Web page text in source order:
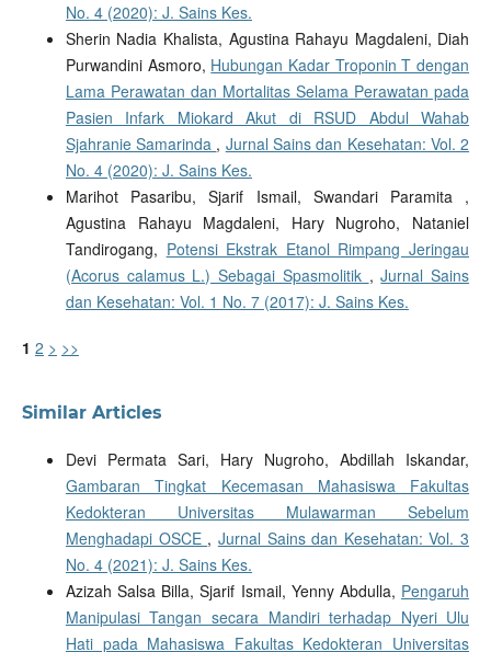
No. 4 (2020): J. Sains Kes.
Sherin Nadia Khalista, Agustina Rahayu Magdaleni, Diah
Purwandini Asmoro, Hubungan Kadar Troponin T dengan
Lama Perawatan dan Mortalitas Selama Perawatan pada
Pasien Infark Miokard Akut di RSUD Abdul Wahab
Sjahranie Samarinda , Jurnal Sains dan Kesehatan: Vol. 2
No. 4 (2020): J. Sains Kes.
Marihot Pasaribu, Sjarif Ismail, Swandari Paramita ,
Agustina Rahayu Magdaleni, Hary Nugroho, Nataniel
Tandirogang, Potensi Ekstrak Etanol Rimpang Jeringau
(Acorus calamus L.) Sebagai Spasmolitik ,Jurnal Sains
dan Kesehatan: Vol. 1 No. 7 (2017): J. Sains Kes.
1 2 > >>
Similar Articles
Devi Permata Sari, Hary Nugroho, Abdillah Iskandar,
Gambaran Tingkat Kecemasan Mahasiswa Fakultas
Kedokteran Universitas Mulawarman Sebelum
Menghadapi OSCE , Jurnal Sains dan Kesehatan: Vol. 3
No. 4 (2021): J. Sains Kes.
Azizah Salsa Billa, Sjarif Ismail, Yenny Abdulla, Pengaruh
Manipulasi Tangan secara Mandiri terhadap Nyeri Ulu
Hati pada Mahasiswa Fakultas Kedokteran Universitas